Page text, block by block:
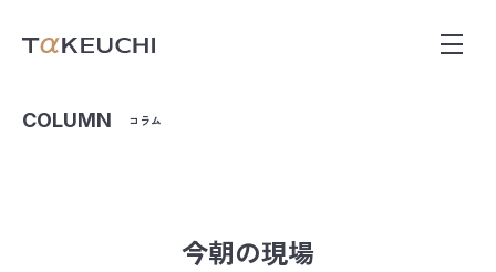
COLUMN コラム
今朝の現場